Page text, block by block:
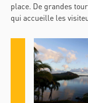
place. De grandes
qui accueille les